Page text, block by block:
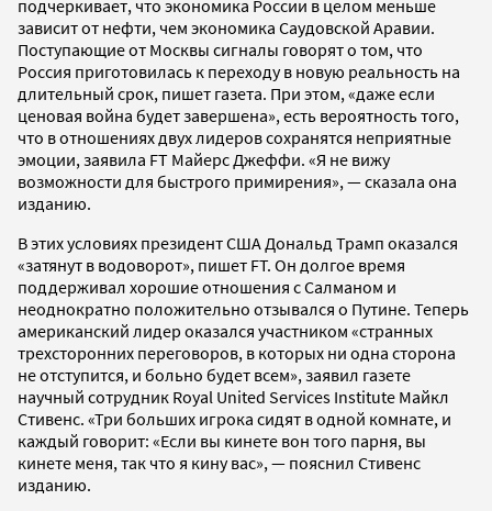
подчеркивает, что экономика России в целом меньше
зависит от нефти, чем экономика Саудовской Аравии.
Поступающие от Москвы сигналы говорят о том, что
Россия приготовилась к переходу в новую реальность на
длительный срок, пишет газета. При этом, «даже если
ценовая война будет завершена», есть вероятность того,
что в отношениях двух лидеров сохранятся неприятные
эмоции, заявила FT Майерс Джеффи. «Я не вижу
возможности для быстрого примирения», — сказала она
изданию.
В этих условиях президент США Дональд Трамп оказался
«затянут в водоворот», пишет FT. Он долгое время
поддерживал хорошие отношения с Салманом и
неоднократно положительно отзывался о Путине. Теперь
американский лидер оказался участником «странных
трехсторонних переговоров, в которых ни одна сторона
не отступится, и больно будет всем», заявил газете
научный сотрудник Royal United Services Institute Майкл
Стивенс. «Три больших игрока сидят в одной комнате, и
каждый говорит: «Если вы кинете вон того парня, вы
кинете меня, так что я кину вас», — пояснил Стивенс
изданию.